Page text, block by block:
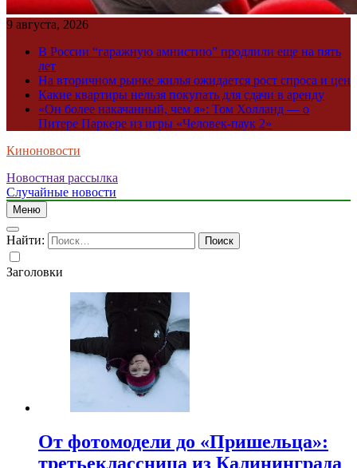
9 августа, 2026
В России “гаражную амнистию” продлили еще на пять
лет
На вторичном рынке жилья ожидается рост спроса и цен
Какие квартиры нельзя покупать для сдачи в аренду
«Он более накачанный, чем я»: Том Холланд — о
Питере Паркере из игры «Человек-паук 2»
Киноновости
Новостная рассылка
Случайные новости
Меню
Найти:
Заголовки
От фотомодели до «Пришельца»:
третьеклассница из Калининграда